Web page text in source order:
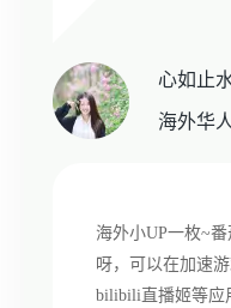
心如止
海外华人
海外小UP一枚~
呀，可以在加速
bilibili直播姬等应